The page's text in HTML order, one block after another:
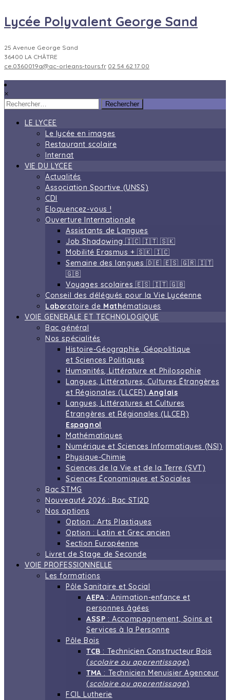
Lycée Polyvalent George Sand
25 Avenue George Sand
36400 LA CHÂTRE
ce.0360019a@ac-orleans-tours.fr 02 54 62 17 00
×
Rechercher :
LE LYCEE
Le lycée en images
Restaurant scolaire
Internat
VIE DU LYCEE
Actualités
Association Sportive (UNSS)
CDI
Eloquencez-vous !
Ouverture Internationale
Assistants de Langues
Job Shadowing 🇮🇨 🇮🇹 🇸🇰
Mobilité Erasmus + 🇸🇰 🇮🇨
Semaine des langues 🇩🇪 🇪🇸 🇬🇷 🇮🇹
🇬🇧
Voyages scolaires 🇪🇸 🇮🇹 🇬🇧
Conseil des délégués pour la Vie Lycéenne
Laboratoire de Mathématiques
VOIE GENERALE ET TECHNOLOGIQUE
Bac général
Nos spécialités
Histoire-Géographie, Géopolitique
et Sciences Politiques
Humanités, Littérature et Philosophie
Langues, Littératures, Cultures Étrangères
et Régionales (LLCER)Anglais
Langues, Littératures et Cultures
Étrangères et Régionales (LLCER)
Espagnol
Mathématiques
Numérique et Sciences Informatiques (NSI)
Physique-Chimie
Sciences de la Vie et de la Terre (SVT)
Sciences Économiques et Sociales
Bac STMG
Nouveauté 2026 : Bac STI2D
Nos options
Option : Arts Plastiques
Option : Latin et Grec ancien
Section Européenne
Livret de Stage de Seconde
VOIE PROFESSIONNELLE
Les formations
Pôle Sanitaire et Social
AEPA : Animation-enfance et
personnes âgées
ASSP : Accompagnement, Soins et
Services à la Personne
Pôle Bois
TCB : Technicien Constructeur Bois
(scolaire ou apprentissage)
TMA : Technicien Menuisier Agenceur
(scolaire ou apprentissage)
FCIL Lutherie